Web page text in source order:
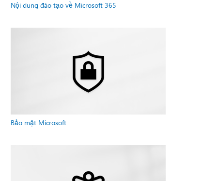
Nội dung đào tạo về Microsoft 365
Bảo mật Microsoft